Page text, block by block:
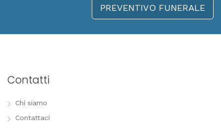
PREVENTIVO FUNERALE
Contatti
Chi siamo
Contattaci